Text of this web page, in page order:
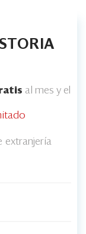
al mes y el
extranjería